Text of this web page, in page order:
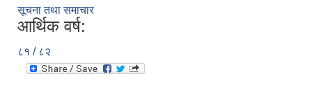
सूचना तथा समाचार
आर्थिक वर्ष:
८१ / ८२